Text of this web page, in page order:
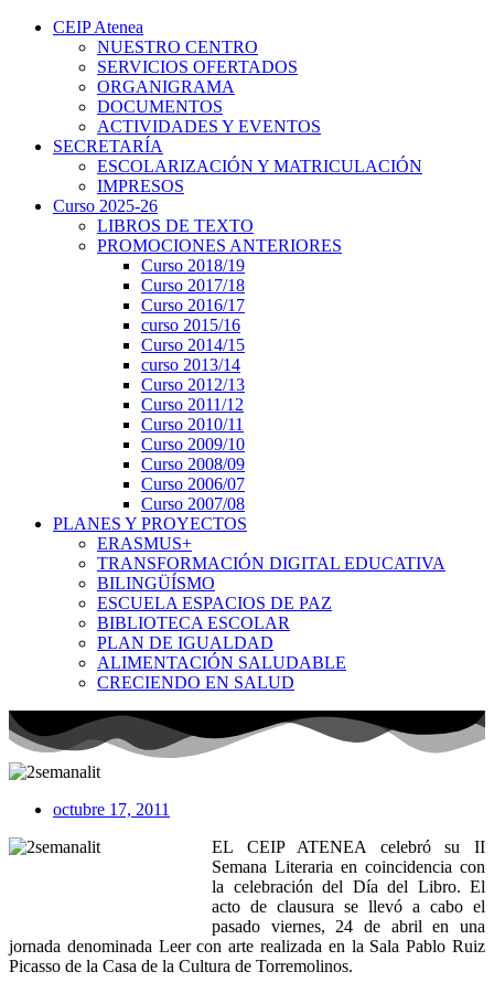
CEIP Atenea
NUESTRO CENTRO
SERVICIOS OFERTADOS
ORGANIGRAMA
DOCUMENTOS
ACTIVIDADES Y EVENTOS
SECRETARÍA
ESCOLARIZACIÓN Y MATRICULACIÓN
IMPRESOS
Curso 2025-26
LIBROS DE TEXTO
PROMOCIONES ANTERIORES
Curso 2018/19
Curso 2017/18
Curso 2016/17
curso 2015/16
Curso 2014/15
curso 2013/14
Curso 2012/13
Curso 2011/12
Curso 2010/11
Curso 2009/10
Curso 2008/09
Curso 2006/07
Curso 2007/08
PLANES Y PROYECTOS
ERASMUS+
TRANSFORMACIÓN DIGITAL EDUCATIVA
BILINGÜÍSMO
ESCUELA ESPACIOS DE PAZ
BIBLIOTECA ESCOLAR
PLAN DE IGUALDAD
ALIMENTACIÓN SALUDABLE
CRECIENDO EN SALUD
octubre 17, 2011
EL CEIP ATENEA celebró su II
Semana Literaria en coincidencia con
la celebración del Día del Libro. El
acto de clausura se llevó a cabo el
pasado viernes, 24 de abril en una
jornada denominada Leer con arte realizada en la Sala Pablo Ruiz
Picasso de la Casa de la Cultura de Torremolinos.